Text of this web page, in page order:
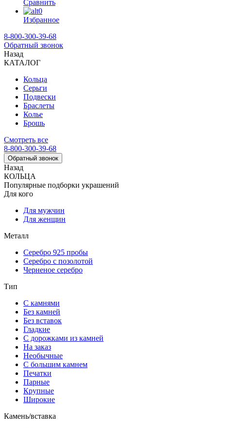
Сравнить
0
Избранное
8-800-300-39-68
Обратный звонок
Назад
КАТАЛОГ
Кольца
Серьги
Подвески
Браслеты
Колье
Брошь
Смотреть все
8-800-300-39-68
Обратный звонок
Назад
КОЛЬЦА
Популярные подборки украшений
Для кого
Для мужчин
Для женщин
Металл
Серебро 925 пробы
Серебро с позолотой
Черненое серебро
Тип
С камнями
Без камней
Без вставок
Гладкие
С дорожками из камней
На заказ
Необычные
С большим камнем
Печатки
Парные
Крупные
Широкие
Камень/вставка